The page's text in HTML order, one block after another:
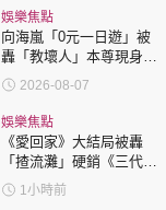
墮樓亡
娛樂焦點
向海嵐「0元一日遊」被
轟「教壞人」本尊現身回
應網民
2026-08-07
娛樂焦點
《愛回家》大結局被轟
「揸流灘」硬銷《三代同
糖》 劇集播畢台前幕後喊
爆場面感人
1小時前